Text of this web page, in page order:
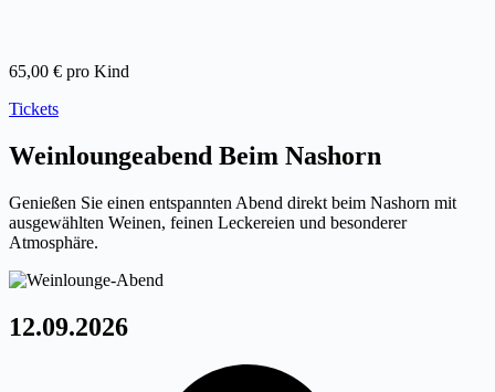
65,00 € pro Kind
Tickets
Weinloungeabend Beim Nashorn
Genießen Sie einen entspannten Abend direkt beim Nashorn mit
ausgewählten Weinen, feinen Leckereien und besonderer
Atmosphäre.
12.09.2026